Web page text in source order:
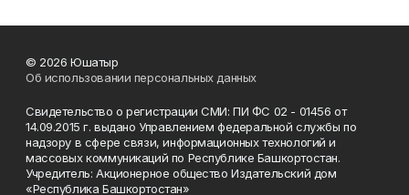
© 2026 Юшатыр
Об использовании персональных данных
Свидетельство о регистрации СМИ: ПИ ФС 02 - 01456 от
14.09.2015 г. выдано Управлением федеральной службы по
надзору в сфере связи, информационных технологий и
массовых коммуникаций по Республике Башкортостан.
Учредитель: Акционерное общество Издательский дом
«Республика Башкортостан»